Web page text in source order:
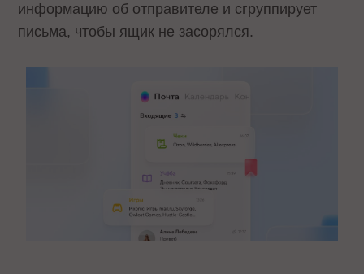
информацию об отправителе и сгруппирует
письма, чтобы ящик не засорялся.